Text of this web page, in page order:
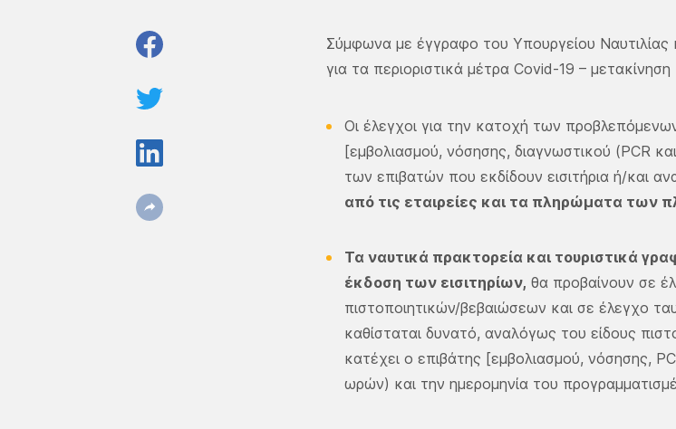
Σύμφωνα με έγγραφο του Υπουργείου Ναυτιλίας
για τα περιοριστικά μέτρα Covid-19 –
Οι έλεγχοι για την κατοχή των
[εμβολιασμού, νόσησης, διαγνωστικού (PCR
των επιβατών που εκδίδουν εισιτήρια ή/και
από τις εταιρείες και τα πληρώματα των
Τα ναυτικά πρακτορεία και τουριστικά
έκδοση των εισιτηρίων, θα προβαίνουν σε
πιστοποιητικών/βεβαιώσεων και σε έλεγχο
καθίσταται δυνατό, αναλόγως του είδους
κατέχει ο επιβάτης [εμβολιασμού,
ωρών) και την ημερομηνία του